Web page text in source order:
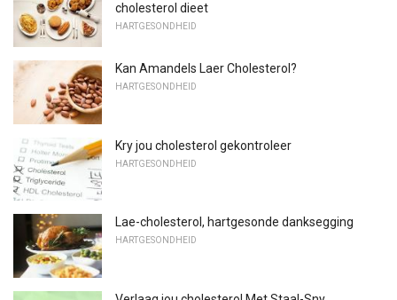
cholesterol dieet
HARTGESONDHEID
Kan Amandels Laer Cholesterol?
HARTGESONDHEID
Kry jou cholesterol gekontroleer
HARTGESONDHEID
Lae-cholesterol, hartgesonde danksegging
HARTGESONDHEID